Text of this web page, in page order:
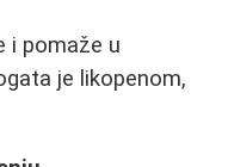
i pomaže u
je likopenom,